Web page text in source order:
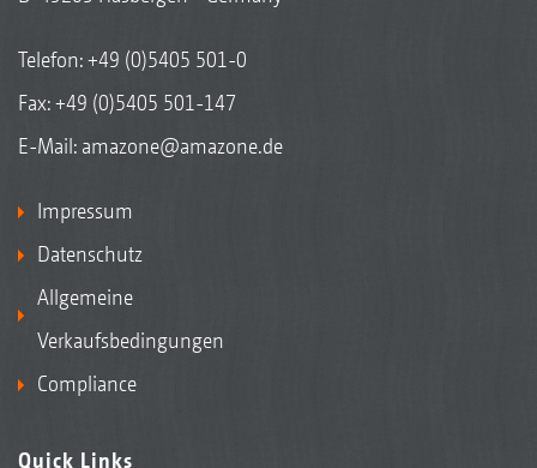
Telefon:+49 (0)5405 501-0
Fax: +49 (0)5405 501-147
E-Mail: amazone@amazone.de
Impressum
Datenschutz
Allgemeine
Verkaufsbedingungen
Compliance
Quick Links